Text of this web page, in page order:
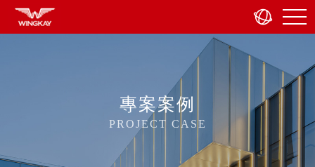
專案案例
PROJECT CASE